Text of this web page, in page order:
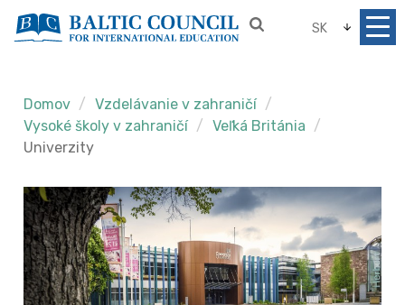
SK
Domov
Vzdelávanie v zahraničí
Vysoké školy v zahraničí
Veľká Británia
Univerzity